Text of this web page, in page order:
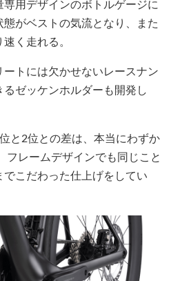
専用デザインのボトルゲージに
がベストの気流となり、また
く走れる。
ートには欠かせないレースナン
ゼッケンホルダーも開発し
と2位との差は、本当にわずか
フレームデザインでも同じこと
こだわった仕上げをしてい